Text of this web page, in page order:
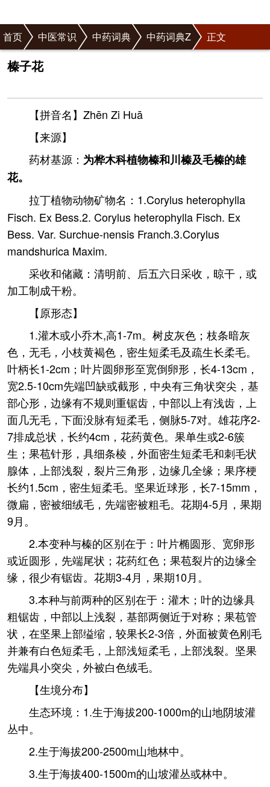
首页 中医常识 中药词典 中药词典Z 正文
榛子花
【拼音名】Zhēn Zi Huā
【来源】
药材基源： 为桦木科植物榛和川榛及毛榛的雄
花。
拉丁植物动物矿物名：1.Corylus heterophylla
Fisch. Ex Bess.2. Corylus heterophylla Fisch. Ex
Bess. Var. Surchue-nensis Franch.3.Corylus
mandshurica Maxim.
采收和储藏：清明前、后五六日采收，晾干，或
加工制成干粉。
【原形态】
1.灌木或小乔木,高1-7m。树皮灰色；枝条暗灰
色，无毛，小枝黄褐色，密生短柔毛及疏生长柔毛。
叶柄长1-2cm；叶片圆卵形至宽倒卵形，长4-13cm，
宽2.5-10cm先端凹缺或截形，中央有三角状突尖，基
部心形，边缘有不规则重锯齿，中部以上有浅齿，上
面几无毛，下面没脉有短柔毛，侧脉5-7对。雄花序2-
7排成总状，长约4cm，花药黄色。果单生或2-6簇
生；果苞针形，具细条棱，外面密生短柔毛和刺毛状
腺体，上部浅裂，裂片三角形，边缘几全缘；果序梗
长约1.5cm，密生短柔毛。坚果近球形，长7-15mm，
微扁，密被细绒毛，先端密被粗毛。花期4-5月，果期
9月。
2.本变种与榛的区别在于：叶片椭圆形、宽卵形
或近圆形，先端尾状；花药红色；果苞裂片的边缘全
缘，很少有锯齿。花期3-4月，果期10月。
3.本种与前两种的区别在于：灌木；叶的边缘具
粗锯齿，中部以上浅裂，基部两侧近于对称；果苞管
状，在坚果上部缢缩，较果长2-3倍，外面被黄色刚毛
并兼有白色短柔毛，上部浅短柔毛，上部浅裂。坚果
先端具小突尖，外被白色绒毛。
【生境分布】
生态环境：1.生于海拔200-1000m的山地阴坡灌
丛中。
2.生于海拔200-2500m山地林中。
3.生于海拔400-1500m的山坡灌丛或林中。